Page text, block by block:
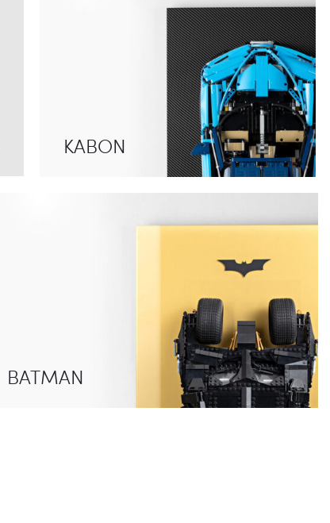
KABON
BATMAN